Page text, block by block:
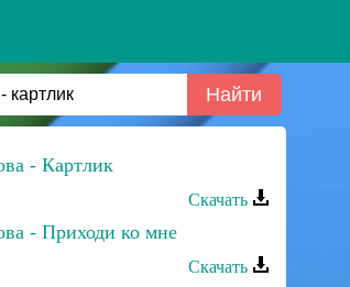
- Картлик
Скачать
- Приходи ко мне
Скачать